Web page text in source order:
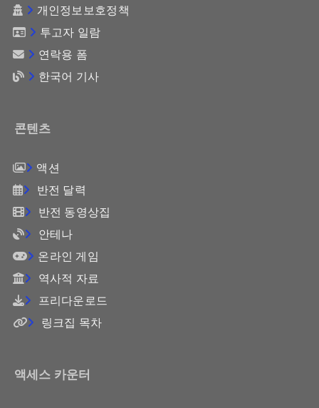
개인정보보호정책
투고자 일람
연락용 폼
한국어 기사
콘텐츠
액션
반전 달력
반전 동영상집
안테나
온라인 게임
역사적 자료
프리다운로드
링크집 목차
액세스 카운터